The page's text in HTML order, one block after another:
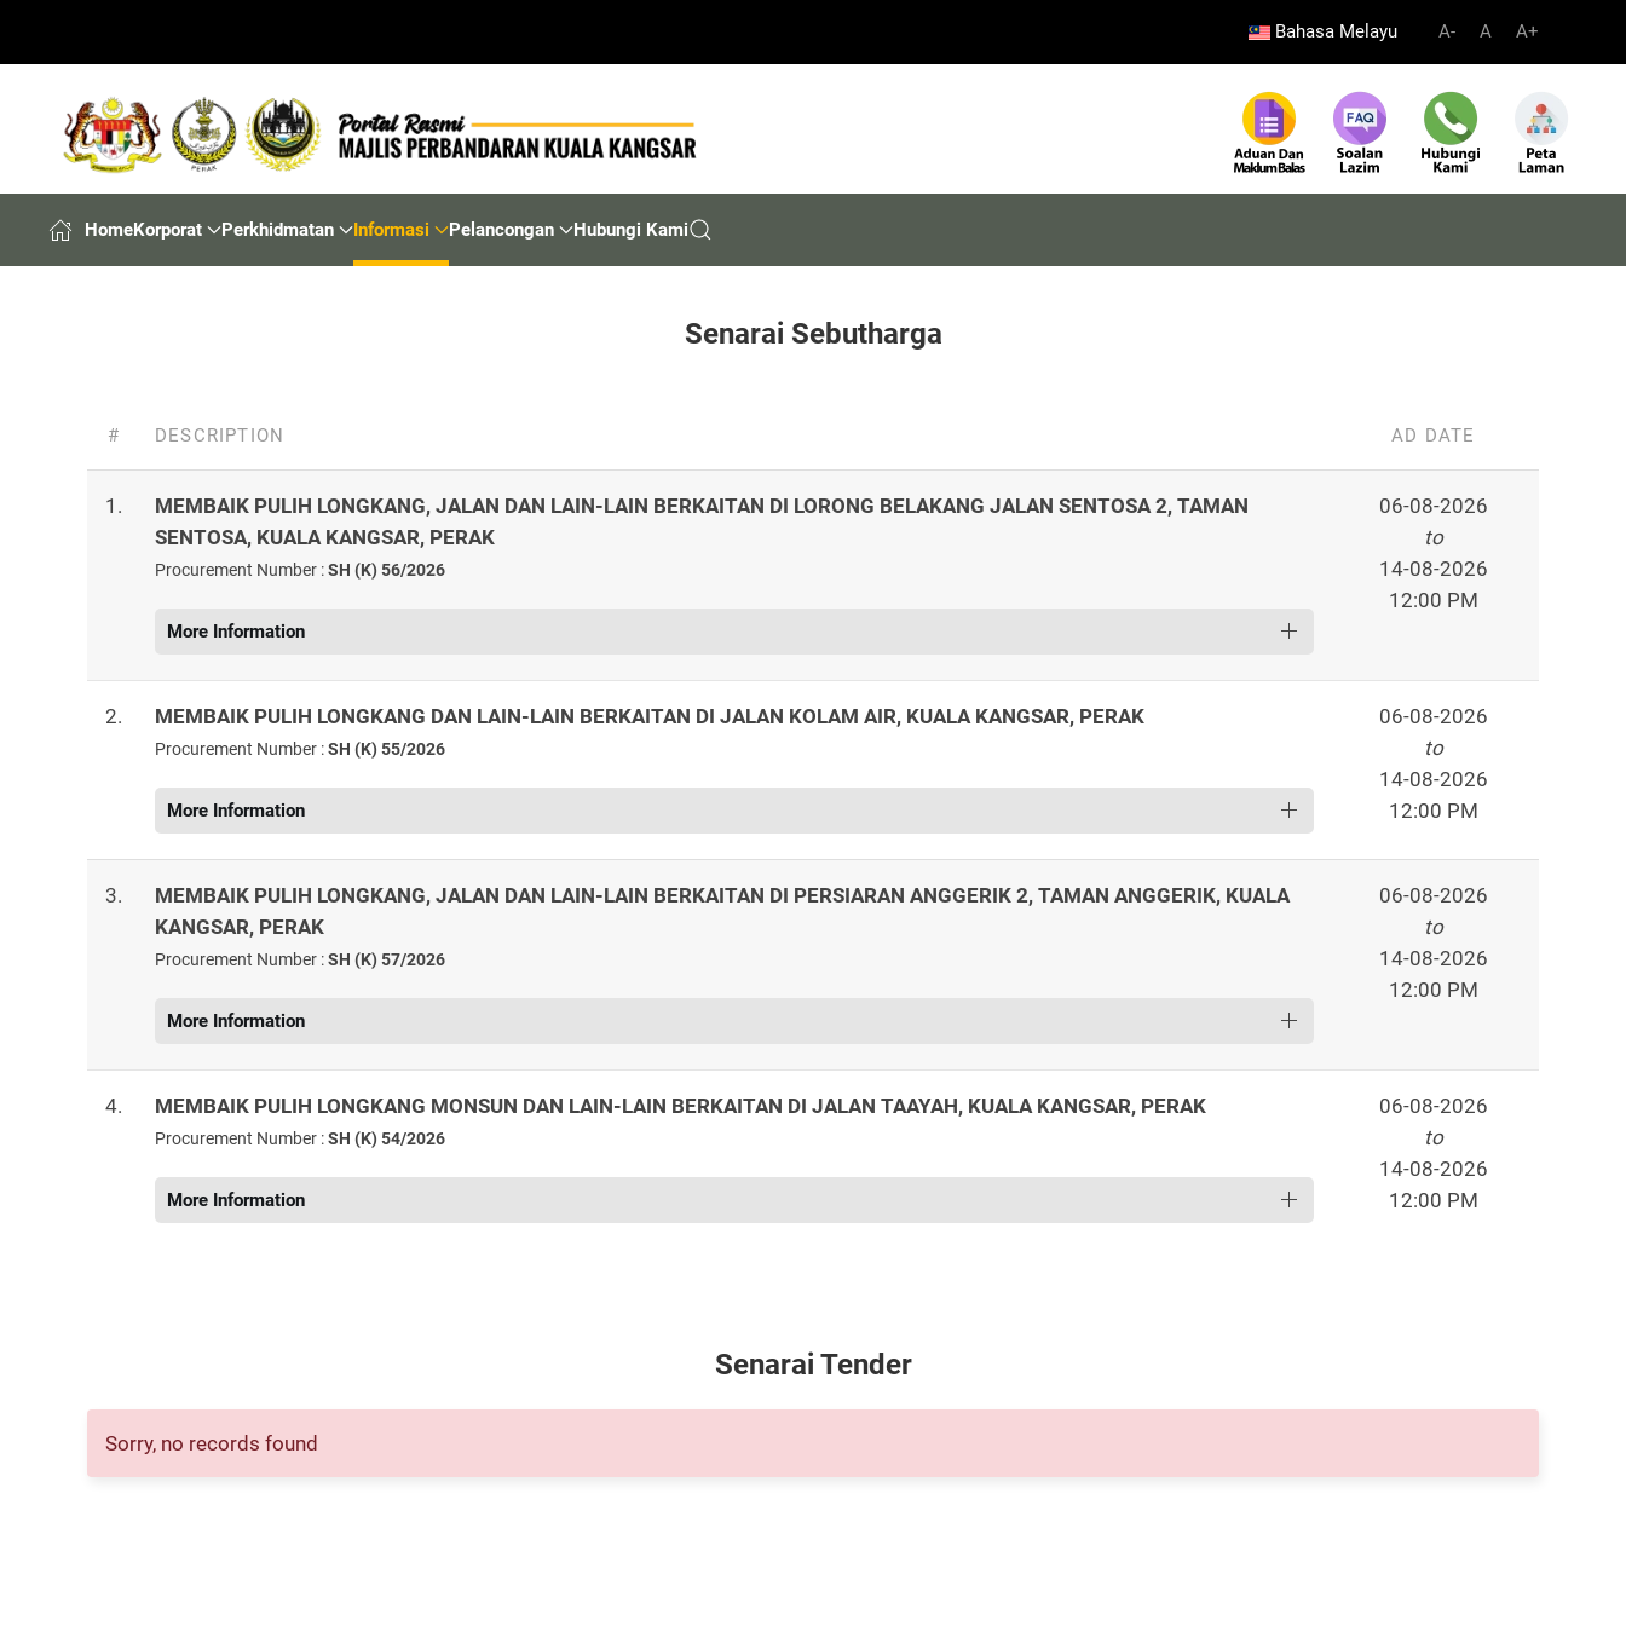
Bahasa Melayu A- A A+
HomeKorporat Perkhidmatan Informasi Pelancongan Hubungi Kami
Senarai Sebutharga
# DESCRIPTION AD DATE
1.
MEMBAIK PULIH LONGKANG, JALAN DAN LAIN-LAIN BERKAITAN DI LORONG BELAKANG JALAN SENTOSA 2, TAMAN
SENTOSA, KUALA KANGSAR, PERAK
Procurement Number :SH (K) 56/2026
More Information
06-08-2026
to
14-08-2026
12:00 PM
2. MEMBAIK PULIH LONGKANG DAN LAIN-LAIN BERKAITAN DI JALAN KOLAM AIR, KUALA KANGSAR, PERAK
Procurement Number :SH (K) 55/2026
More Information
06-08-2026
to
14-08-2026
12:00 PM
3.
MEMBAIK PULIH LONGKANG, JALAN DAN LAIN-LAIN BERKAITAN DI PERSIARAN ANGGERIK 2, TAMAN ANGGERIK, KUALA
KANGSAR, PERAK
Procurement Number :SH (K) 57/2026
More Information
06-08-2026
to
14-08-2026
12:00 PM
4. MEMBAIK PULIH LONGKANG MONSUN DAN LAIN-LAIN BERKAITAN DI JALAN TAAYAH, KUALA KANGSAR, PERAK
Procurement Number :SH (K) 54/2026
More Information
06-08-2026
to
14-08-2026
12:00 PM
Senarai Tender
Sorry, no records found